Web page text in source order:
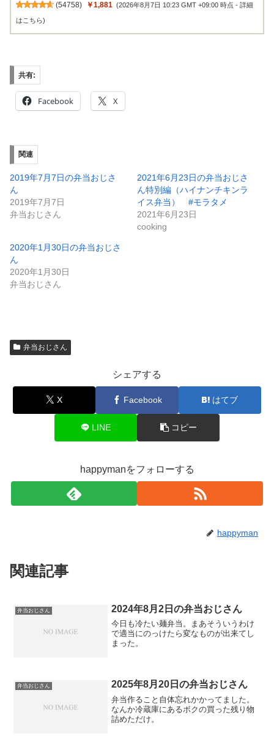
(54758) ￥1,881 (2026年8月7日 10:23 GMT +09:00 時点 -詳細
はこちら)
共有:
Facebook X
関連
2019年7月7日の弁当おじさ
ん
2019年7月7日
弁当おじさん
2021年6月23日の弁当おじさ
ん特別編（ハイナンチキンラ
イス弁当） #モラタメ
2021年6月23日
cooking
2020年1月30日の弁当おじさ
ん
2020年1月30日
弁当おじさん
弁当おじさん
シェアする
X Facebook はてブ
LINE コピー
happymanをフォローする
happyman
関連記事
弁当おじさん 2024年8月2日の弁当おじさん
今日も冷たい麺弁当。まあそういうわけ
で適当にのっけたら変なものが出来てし
まった。
弁当おじさん 2025年8月20日の弁当おじさん
弁当作ること自体忘れかかってました。
なんか冷蔵庫にあるボクの買った残り物
詰めただけ。